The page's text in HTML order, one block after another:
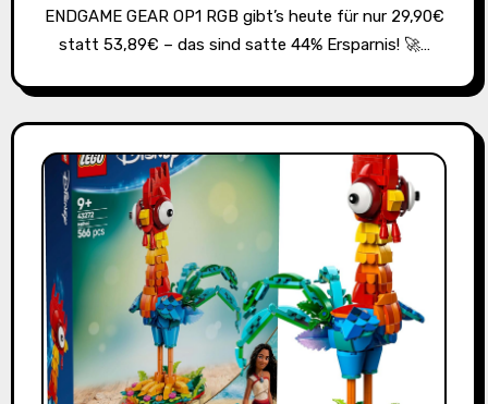
ENDGAME GEAR OP1 RGB gibt’s heute für nur 29,90€
statt 53,89€ – das sind satte 44% Ersparnis! 🚀…